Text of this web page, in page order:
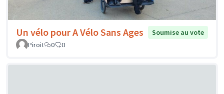
Un vélo pour A Vélo Sans Ages
Soumise au vote
Piroit
0 0